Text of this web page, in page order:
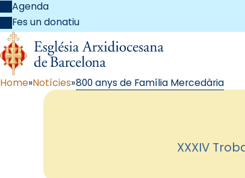
Agenda
Fes un donatiu
Home Notícies 800 anys de Família Mercedària
XXXIV